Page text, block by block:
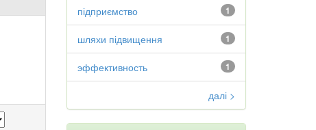
1
підприємство
1
шляхи підвищення
1
эффективность
далі >